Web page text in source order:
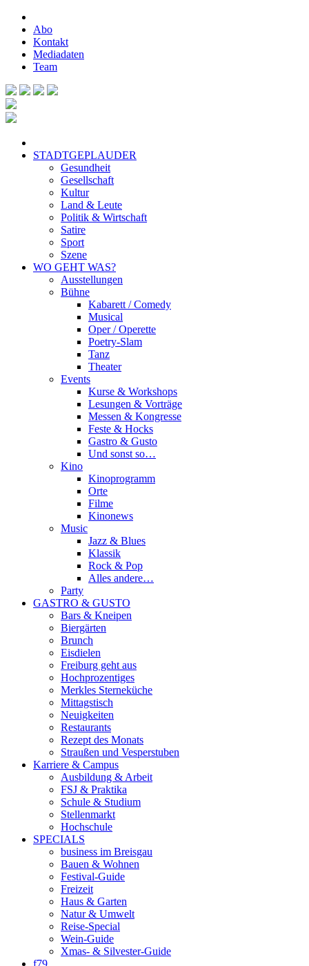
Abo
Kontakt
Mediadaten
Team
STADTGEPLAUDER
Gesundheit
Gesellschaft
Kultur
Land & Leute
Politik & Wirtschaft
Satire
Sport
Szene
WO GEHT WAS?
Ausstellungen
Bühne
Kabarett / Comedy
Musical
Oper / Operette
Poetry-Slam
Tanz
Theater
Events
Kurse & Workshops
Lesungen & Vorträge
Messen & Kongresse
Feste & Hocks
Gastro & Gusto
Und sonst so…
Kino
Kinoprogramm
Orte
Filme
Kinonews
Music
Jazz & Blues
Klassik
Rock & Pop
Alles andere…
Party
GASTRO & GUSTO
Bars & Kneipen
Biergärten
Brunch
Eisdielen
Freiburg geht aus
Hochprozentiges
Merkles Sterneküche
Mittagstisch
Neuigkeiten
Restaurants
Rezept des Monats
Straußen und Vesperstuben
Karriere & Campus
Ausbildung & Arbeit
FSJ & Praktika
Schule & Studium
Stellenmarkt
Hochschule
SPECIALS
business im Breisgau
Bauen & Wohnen
Festival-Guide
Freizeit
Haus & Garten
Natur & Umwelt
Reise-Special
Wein-Guide
Xmas- & Silvester-Guide
f79